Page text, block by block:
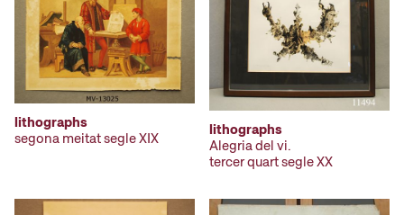
lithographs
segona meitat segle XIX
lithographs
Alegria del vi.
tercer quart segle XX